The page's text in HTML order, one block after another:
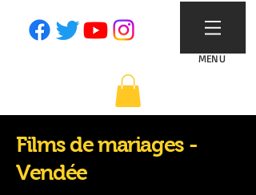
MENU
Films de mariages -
Vendée